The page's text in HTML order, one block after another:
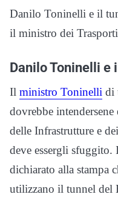
Danilo Toninelli e il
il ministro dei
Danilo Toninelli e
Il ministro Toninelli di
dovrebbe
delle Infrastrutture e
deve essergli sfuggito.
dichiarato alla stampa
utilizzano il tunnel del